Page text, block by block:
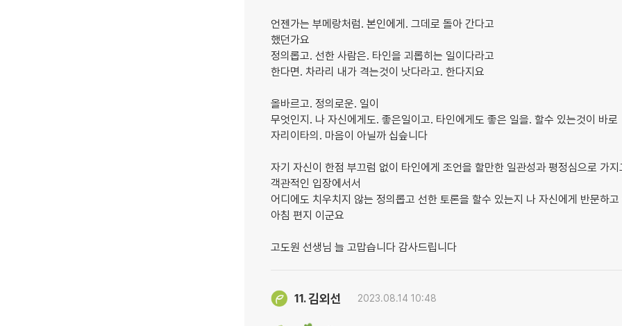
언젠가는 부메랑처럼. 본인에게. 그데로 돌아 간다고
했던가요
정의롭고. 선한 사람은. 타인을 괴롭히는 일이다라고
한다면. 차라리 내가 격는것이 낫다라고. 한다지요
올바르고. 정의로운. 일이
무엇인지. 나 자신에게도. 좋은일이고. 타인에게도 좋은 일을. 할수 있는것이 바로
자리이타의. 마음이 아닐까 십슾니다
자기 자신이 한점 부끄럼 없이 타인에게 조언을 할만한 일관성과 평정심으로 가지
객관적인 입장에서서
어디에도 치우치지 않는 정의롭고 선한 토론을 할수 있는지 나 자신에게 반문하고
아침 편지 이군요
고도원 선생님 늘 고맙습니다 감사드립니다
11.김외선 2023.08.14 10:48